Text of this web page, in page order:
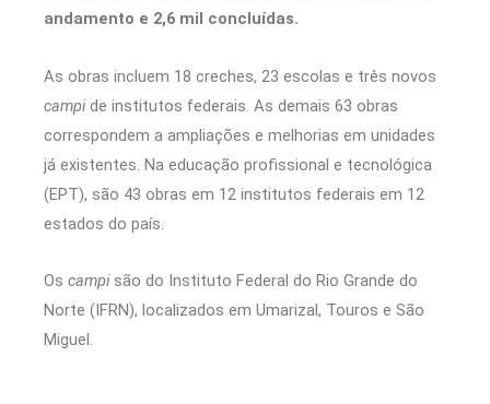
andamento e 2,6 mil concluídas.
As obras incluem 18 creches, 23 escolas e três novos
campide institutos federais. As demais 63 obras
correspondem a ampliações e melhorias em unidades
já existentes. Na educação profissional e tecnológica
(EPT), são 43 obras em 12 institutos federais em 12
estados do país.
Os campi são do Instituto Federal do Rio Grande do
Norte (IFRN), localizados em Umarizal, Touros e São
Miguel.